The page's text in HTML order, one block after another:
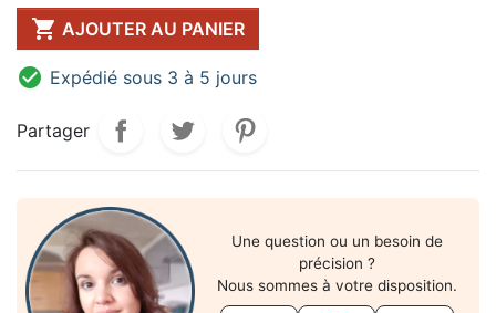
 AJOUTER AU PANIER
 Expédié sous 3 à 5 jours
Partager
Une question ou un besoin de
précision ?
Nous sommes à votre disposition.